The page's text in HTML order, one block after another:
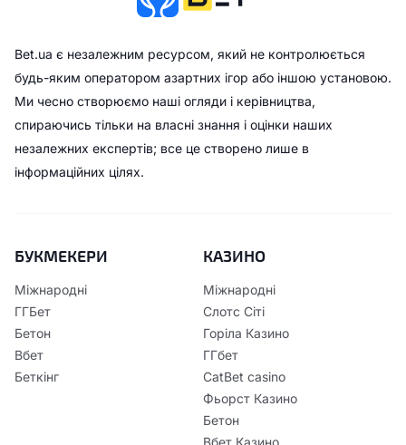
Bet.ua є незалежним ресурсом, який не контролюється
будь-яким оператором азартних ігор або іншою установою.
Ми чесно створюємо наші огляди і керівництва,
спираючись тільки на власні знання і оцінки наших
незалежних експертів; все це створено лише в
інформаційних цілях.
БУКМЕКЕРИ
Міжнародні
ГГБет
Бетон
Вбет
Беткінг
КАЗИНО
Міжнародні
Слотс Сіті
Горіла Казино
ГГбет
CatBet casino
Фьорст Казино
Бетон
Вбет Казино